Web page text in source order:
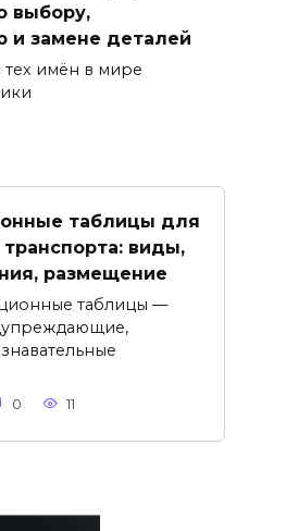
выбору,
и замене деталей
имён в мире
таблицы для
транспорта: виды,
размещение
таблицы —
0 11